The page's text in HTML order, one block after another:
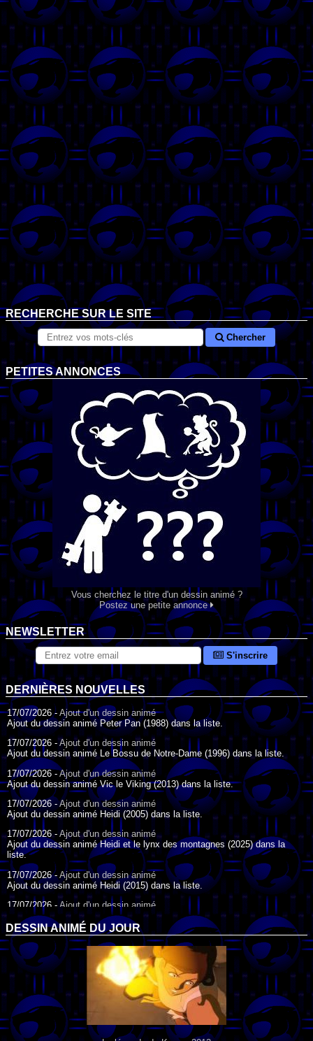
RECHERCHE SUR LE SITE
Chercher
PETITES ANNONCES
Vous cherchez le titre d'un dessin animé ?
Postez une petite annonce
NEWSLETTER
S'inscrire
DERNIÈRES NOUVELLES
17/07/2026 - Ajout d'un dessin animé
Ajout du dessin animé Peter Pan (1988) dans la liste.
17/07/2026 - Ajout d'un dessin animé
Ajout du dessin animé Le Bossu de Notre-Dame (1996) dans la liste.
17/07/2026 -Ajout d'un dessin animé
Ajout du dessin animé Vic le Viking (2013) dans la liste.
17/07/2026 -Ajout d'un dessin animé
Ajout du dessin animé Heidi (2005) dans la liste.
17/07/2026 -Ajout d'un dessin animé
Ajout du dessin animé Heidi et le lynx des montagnes (2025) dans la
liste.
17/07/2026 - Ajout d'un dessin animé
Ajout du dessin animé Heidi (2015) dans la liste.
17/07/2026 - Ajout d'un dessin animé
Ajout du dessin animé Heidi (1995) dans la liste.
09/07/2026 -Ajout d'un dessin animé
Ajout du dessin animé Genki l'Aventurier de la Chance (2006) dans la
liste.
04/07/2026 -Ajout d'un dessin animé
Ajout du dessin animé Vilain Petit Canard (2000) dans la liste.
04/07/2026 -Ajout d'un dessin animé
Ajout du dessin animé Le Noël du vilain petit canard (2003) dans la liste.
DESSIN ANIMÉ DU JOUR